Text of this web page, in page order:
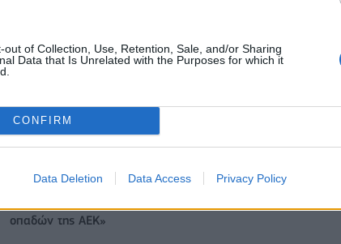
out of Collection, Use, Retention, Sale, and/or Sharing
Data that Is Unrelated with the Purposes for which it
CONFIRM
Data Deletion Data Access Privacy Policy
οπαδών της ΑΕΚ»